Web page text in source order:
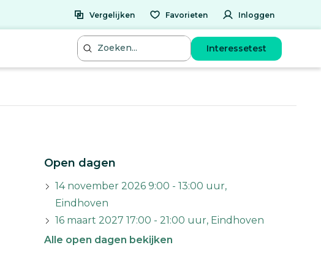
Vergelijken Favorieten Inloggen
Interessetest
Open dagen
14 november 2026 9:00 - 13:00 uur,
Eindhoven
16 maart 2027 17:00 - 21:00 uur, Eindhoven
Alle open dagen bekijken